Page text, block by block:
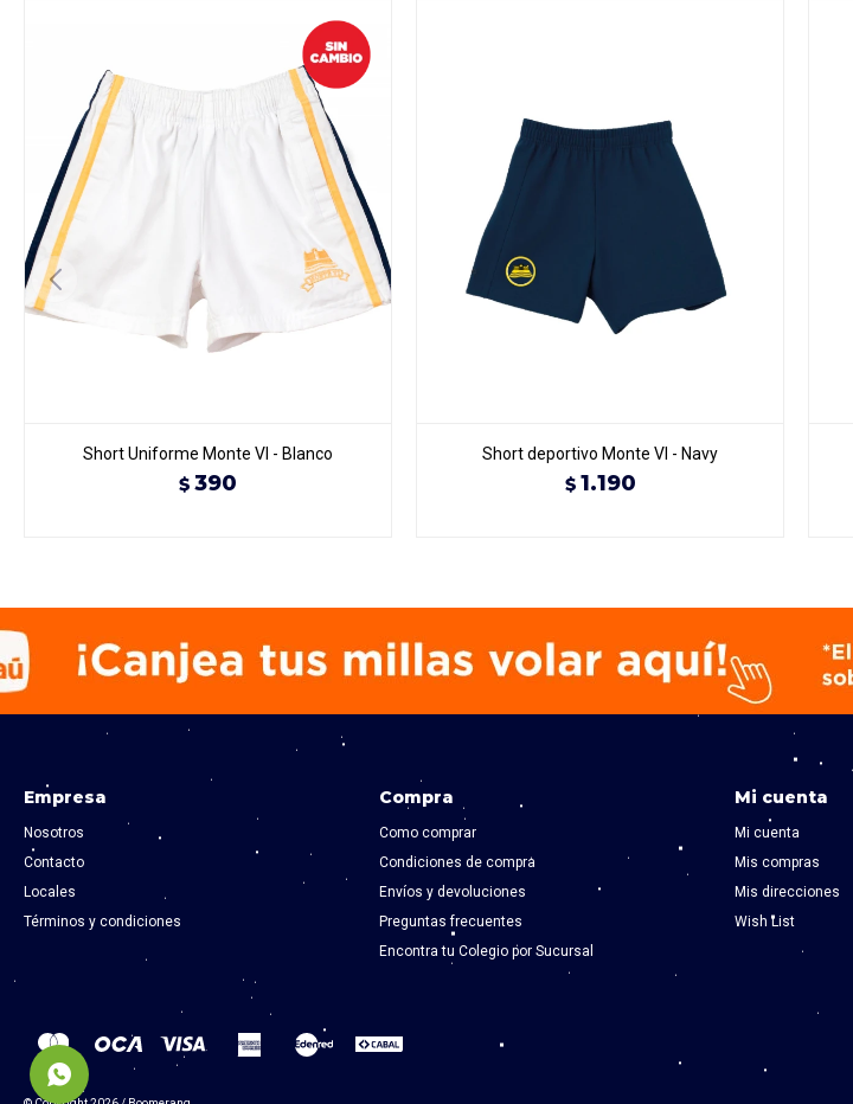
Short Uniforme Monte VI - Blanco
$ 390
Short deportivo Monte VI - Navy
$ 1.190
Empresa
Nosotros
Contacto
Locales
Términos y condiciones
Compra
Como comprar
Condiciones de compra
Envíos y devoluciones
Preguntas frecuentes
Encontra tu Colegio por Sucursal
Mi cuenta
Mi cuenta
Mis compras
Mis direcciones
Wish List